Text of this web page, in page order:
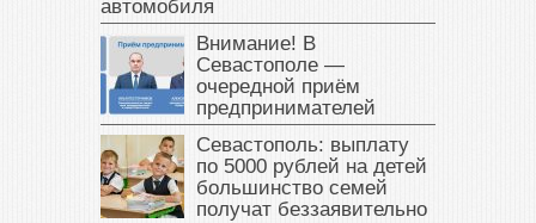
автомобиля
Внимание! В
Севастополе —
очередной приём
предпринимателей
Севастополь: выплату
по 5000 рублей на детей
большинство семей
получат беззаявительно